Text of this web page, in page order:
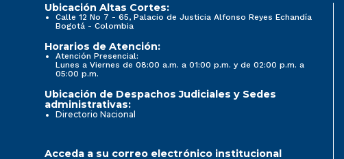
Ubicación Altas Cortes:
Calle 12 No 7 - 65, Palacio de Justicia Alfonso Reyes Echandía
Bogotá - Colombia
Horarios de Atención:
Atención Presencial:
Lunes a Viernes de 08:00 a.m. a 01:00 p.m. y de 02:00 p.m. a
05:00 p.m.
Ubicación de Despachos Judiciales y Sedes
administrativas:
Directorio Nacional
Acceda a su correo electrónico institucional